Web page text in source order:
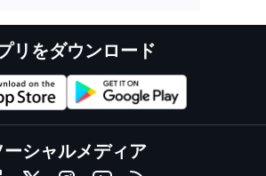
リをダウンロード
ーシャルメディア